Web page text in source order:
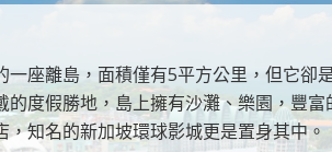
一座離島，面積僅有5平方公里，但它卻
的度假勝地，島上擁有沙灘、樂園，豐富
，知名的新加坡環球影城更是置身其中。